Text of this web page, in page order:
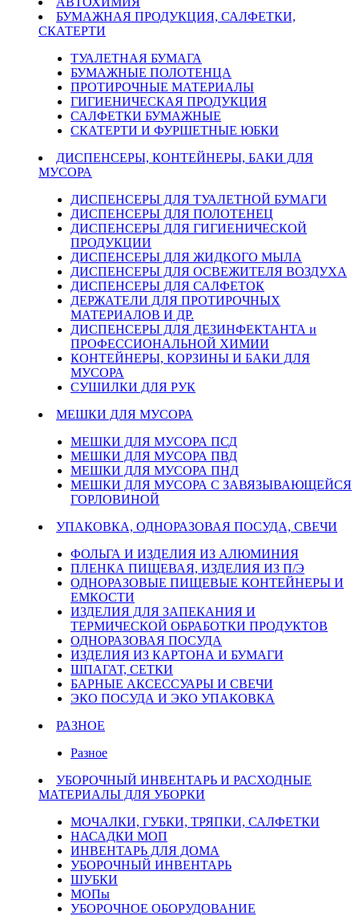
БУМАЖНАЯ ПРОДУКЦИЯ, САЛФЕТКИ,
СКАТЕРТИ
ТУАЛЕТНАЯ БУМАГА
БУМАЖНЫЕ ПОЛОТЕНЦА
ПРОТИРОЧНЫЕ МАТЕРИАЛЫ
ГИГИЕНИЧЕСКАЯ ПРОДУКЦИЯ
САЛФЕТКИ БУМАЖНЫЕ
СКАТЕРТИ И ФУРШЕТНЫЕ ЮБКИ
ДИСПЕНСЕРЫ, КОНТЕЙНЕРЫ, БАКИ ДЛЯ
МУСОРА
ДИСПЕНСЕРЫ ДЛЯ ТУАЛЕТНОЙ БУМАГИ
ДИСПЕНСЕРЫ ДЛЯ ПОЛОТЕНЕЦ
ДИСПЕНСЕРЫ ДЛЯ ГИГИЕНИЧЕСКОЙ
ПРОДУКЦИИ
ДИСПЕНСЕРЫ ДЛЯ ЖИДКОГО МЫЛА
ДИСПЕНСЕРЫ ДЛЯ ОСВЕЖИТЕЛЯ ВОЗДУХА
ДИСПЕНСЕРЫ ДЛЯ САЛФЕТОК
ДЕРЖАТЕЛИ ДЛЯ ПРОТИРОЧНЫХ
МАТЕРИАЛОВ И ДР.
ДИСПЕНСЕРЫ ДЛЯ ДЕЗИНФЕКТАНТА и
ПРОФЕССИОНАЛЬНОЙ ХИМИИ
КОНТЕЙНЕРЫ, КОРЗИНЫ И БАКИ ДЛЯ
МУСОРА
СУШИЛКИ ДЛЯ РУК
МЕШКИ ДЛЯ МУСОРА
МЕШКИ ДЛЯ МУСОРА ПСД
МЕШКИ ДЛЯ МУСОРА ПВД
МЕШКИ ДЛЯ МУСОРА ПНД
МЕШКИ ДЛЯ МУСОРА С ЗАВЯЗЫВАЮЩЕЙСЯ
ГОРЛОВИНОЙ
УПАКОВКА, ОДНОРАЗОВАЯ ПОСУДА, СВЕЧИ
ФОЛЬГА И ИЗДЕЛИЯ ИЗ АЛЮМИНИЯ
ПЛЕНКА ПИЩЕВАЯ, ИЗДЕЛИЯ ИЗ П/Э
ОДНОРАЗОВЫЕ ПИЩЕВЫЕ КОНТЕЙНЕРЫ И
ЕМКОСТИ
ИЗДЕЛИЯ ДЛЯ ЗАПЕКАНИЯ И
ТЕРМИЧЕСКОЙ ОБРАБОТКИ ПРОДУКТОВ
ОДНОРАЗОВАЯ ПОСУДА
ИЗДЕЛИЯ ИЗ КАРТОНА И БУМАГИ
ШПАГАТ, СЕТКИ
БАРНЫЕ АКСЕССУАРЫ И СВЕЧИ
ЭКО ПОСУДА И ЭКО УПАКОВКА
РАЗНОЕ
Разное
УБОРОЧНЫЙ ИНВЕНТАРЬ И РАСХОДНЫЕ
МАТЕРИАЛЫ ДЛЯ УБОРКИ
МОЧАЛКИ, ГУБКИ, ТРЯПКИ, САЛФЕТКИ
НАСАДКИ МОП
ИНВЕНТАРЬ ДЛЯ ДОМА
УБОРОЧНЫЙ ИНВЕНТАРЬ
ШУБКИ
МОПы
УБОРОЧНОЕ ОБОРУДОВАНИЕ